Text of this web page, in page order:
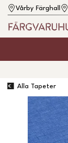
Vårby Färghall
Alla Tapeter